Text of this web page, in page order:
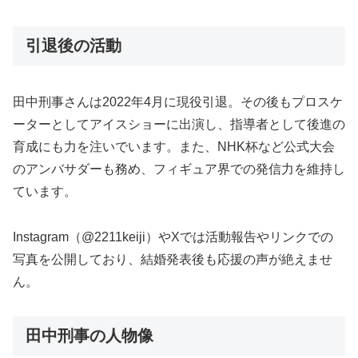
引退後の活動
田中刑事さんは2022年4月に現役引退。その後もプロスケ
ーターとしてアイスショーに出演し、指導者として後進の
育成にも力を注いでいます。また、NHK杯など公式大会
のアンバサダーも務め、フィギュア界での発信力を維持し
ています。
Instagram（@2211keiji）やXでは活動報告やリンクでの
写真を公開しており、結婚発表後も応援の声が絶えませ
ん。
田中刑事の人物像